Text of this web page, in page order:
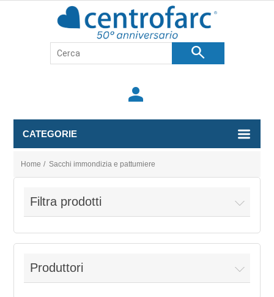
search
person
CATEGORIE
Home / Sacchi immondizia e pattumiere
Filtra prodotti
Produttori